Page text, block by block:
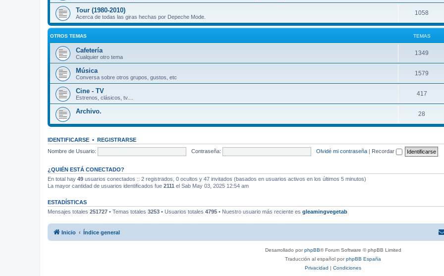
Tour (1980-2010)
Acerca de todas las giras hechas por Depeche Mode.
1058
OTROS TEMAS TEMAS
Cafetería
Cualquier otro tema
1349
Música
Conversa sobre otros grupos, gustos, etc
1579
Cine - TV
Estrenos, clásicos, tv....
417
Archivo. 28
IDENTIFICARSE • REGISTRARSE
Nombre de Usuario:
Contraseña: Olvidé mi contraseña | Recordar
¿QUIÉN ESTÁ CONECTADO?
En total hay 49 usuarios conectados :: 2 registrados, 0 ocultos y 47 invitados (basados en usuarios activos en los últimos 5 minutos)
La mayor cantidad de usuarios identificados fue 2111 el Sab May 03, 2025 12:54 am
ESTADÍSTICAS
Mensajes totales 251727 • Temas totales 3253 • Usuarios totales 4795 • Nuestro usuario más reciente es gleamingvegetab
Inicio Índice general
Desarrollado porphpBB® Forum Software © phpBB Limited
Traducción al español porphpBB España
Privacidad | Condiciones